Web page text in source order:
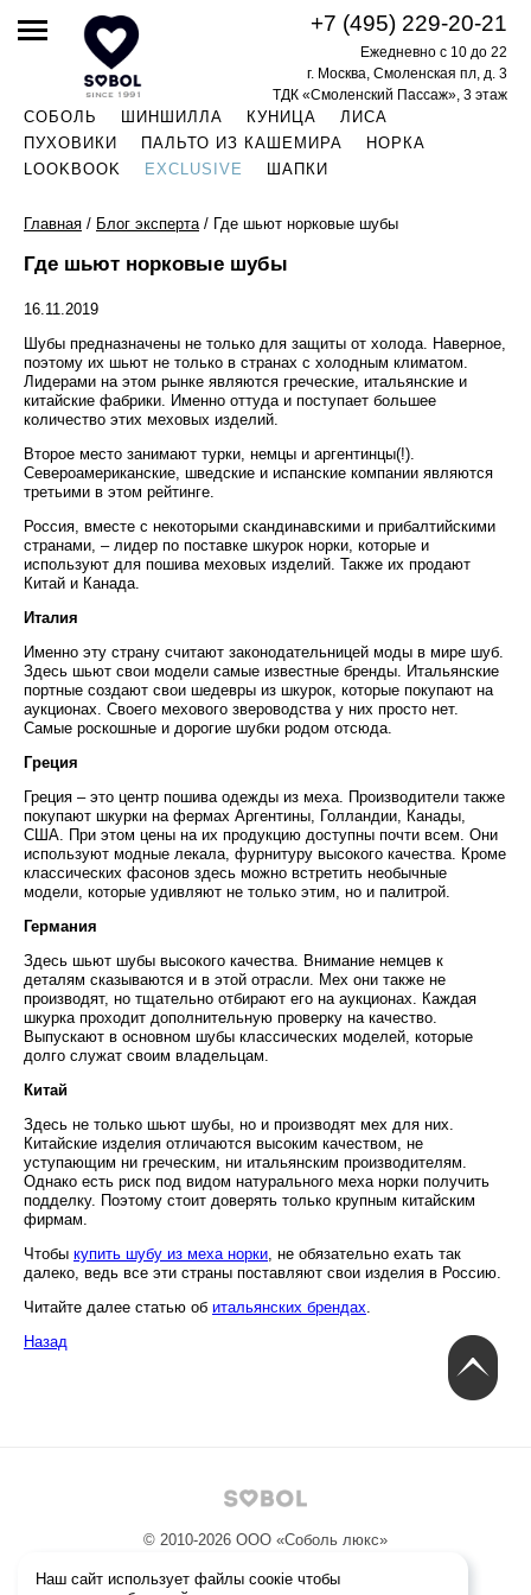
СОБОЛЬ ШИНШИЛЛА КУНИЦА
ЛИСА
ПУХОВИКИ
ПАЛЬТО ИЗ КАШЕМИРА
НОРКА
LOOKBOOK
EXCLUSIVE ШАПКИ
+7 (495) 229-20-21
Ежедневно с 10 до 22
г. Москва, Смоленская пл, д. 3
ТДК «Смоленский Пассаж», 3 этаж
Главная / Блог эксперта / Где шьют норковые шубы
Где шьют норковые шубы
16.11.2019
Шубы предназначены не только для защиты от холода. Наверное,
поэтому их шьют не только в странах с холодным климатом.
Лидерами на этом рынке являются греческие, итальянские и
китайские фабрики. Именно оттуда и поступает большее
количество этих меховых изделий.
Второе место занимают турки, немцы и аргентинцы(!).
Североамериканские, шведские и испанские компании являются
третьими в этом рейтинге.
Россия, вместе с некоторыми скандинавскими и прибалтийскими
странами, – лидер по поставке шкурок норки, которые и
используют для пошива меховых изделий. Также их продают
Китай и Канада.
Италия
Именно эту страну считают законодательницей моды в мире шуб.
Здесь шьют свои модели самые известные бренды. Итальянские
портные создают свои шедевры из шкурок, которые покупают на
аукционах. Своего мехового звероводства у них просто нет.
Самые роскошные и дорогие шубки родом отсюда.
Греция
Греция – это центр пошива одежды из меха. Производители также
покупают шкурки на фермах Аргентины, Голландии, Канады,
США. При этом цены на их продукцию доступны почти всем. Они
используют модные лекала, фурнитуру высокого качества. Кроме
классических фасонов здесь можно встретить необычные
модели, которые удивляют не только этим, но и палитрой.
Германия
Здесь шьют шубы высокого качества. Внимание немцев к
деталям сказываются и в этой отрасли. Мех они также не
производят, но тщательно отбирают его на аукционах. Каждая
шкурка проходит дополнительную проверку на качество.
Выпускают в основном шубы классических моделей, которые
долго служат своим владельцам.
Китай
Здесь не только шьют шубы, но и производят мех для них.
Китайские изделия отличаются высоким качеством, не
уступающим ни греческим, ни итальянским производителям.
Однако есть риск под видом натурального меха норки получить
подделку. Поэтому стоит доверять только крупным китайским
фирмам.
Чтобы купить шубу из меха норки , не обязательно ехать так
далеко, ведь все эти страны поставляют свои изделия в Россию.
Читайте далее статью об итальянских брендах
Назад
© 2010-2026 ООО «Соболь люкс»
Политика конфиденциальности
Наш сайт использует файлы соокіе чтобы